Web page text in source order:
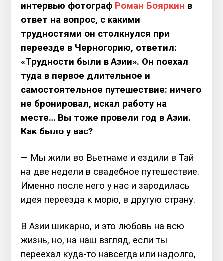
интервью фотограф Роман Бояркин в
ответ на вопрос, с какими
трудностями он столкнулся при
переезде в Черногорию, ответил:
«Трудности были в Азии». Он поехал
туда в первое длительное и
самостоятельное путешествие: ничего
не бронировал, искал работу на
месте… Вы тоже провели год в Азии.
Как было у вас?
— Мы жили во Вьетнаме и ездили в Тай
на две недели в свадебное путешествие.
Именно после него у нас и зародилась
идея переезда к морю, в другую страну.
В Азии шикарно, и это любовь на всю
жизнь, но, на наш взгляд, если ты
переехал куда-то навсегда или надолго,